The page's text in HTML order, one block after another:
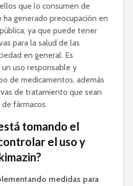
que lo consumen de
generado preocupación en
ya que puede tener
para la salud de las
en general. Es
uso responsable y
de medicamentos, además
de tratamiento que sean
fármacos.
tomando el
el uso y
medidas para